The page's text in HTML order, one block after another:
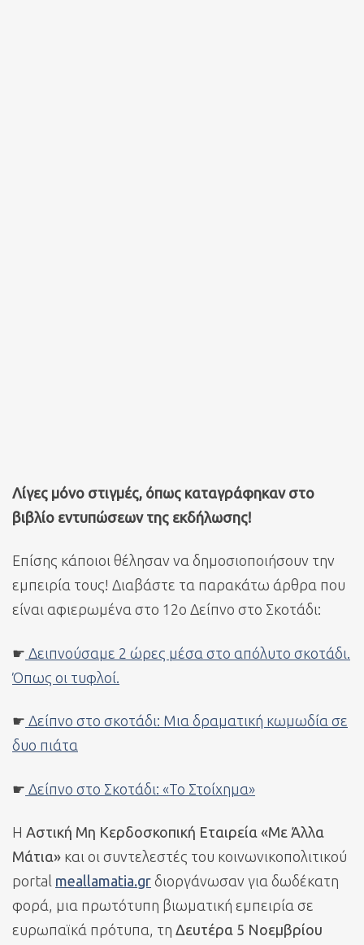
Λίγες μόνο στιγμές, όπως καταγράφηκαν στο
βιβλίο εντυπώσεων της εκδήλωσης!
Επίσης κάποιοι θέλησαν να δημοσιοποιήσουν την
εμπειρία τους! Διαβάστε τα παρακάτω άρθρα που
είναι αφιερωμένα στο 12ο Δείπνο στο Σκοτάδι:
☛ Δειπνούσαμε 2 ώρες μέσα στο απόλυτο σκοτάδι.
Όπως οι τυφλοί.
☛ Δείπνο στο σκοτάδι: Μια δραματική κωμωδία σε
δυο πιάτα
☛ Δείπνο στο Σκοτάδι: «Το Στοίχημα»
Η Αστική Μη Κερδοσκοπική Εταιρεία «Με Άλλα
Μάτια» και οι συντελεστές του κοινωνικοπολιτικού
portal meallamatia.gr διοργάνωσαν για δωδέκατη
φορά, μια πρωτότυπη βιωματική εμπειρία σε
ευρωπαϊκά πρότυπα, τη Δευτέρα 5 Νοεμβρίου